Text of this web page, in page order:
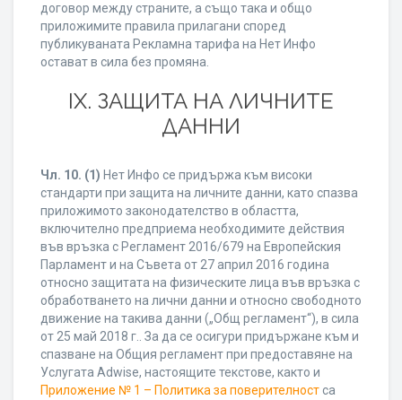
договор между страните, а също така и общо
приложимите правила прилагани според
публикуваната Рекламна тарифа на Нет Инфо
остават в сила без промяна.
IХ. ЗАЩИТА НА ЛИЧНИТЕ
ДАННИ
Чл. 10. (1) Нет Инфо се придържа към високи
стандарти при защита на личните данни, като спазва
приложимото законодателство в областта,
включително предприема необходимите действия
във връзка с Регламент 2016/679 на Европейския
Парламент и на Съвета от 27 април 2016 година
относно защитата на физическите лица във връзка с
обработването на лични данни и относно свободното
движение на такива данни („Общ регламент“), в сила
от 25 май 2018 г.. За да се осигури придържане към и
спазване на Общия регламент при предоставяне на
Услугата Adwise, настоящите текстове, както и
Приложение № 1 – Политика за поверителностса